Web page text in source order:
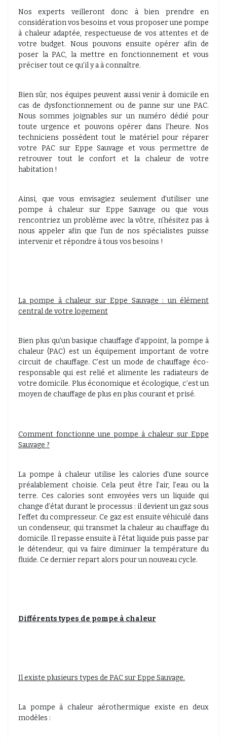
Nos experts veilleront donc à bien prendre en
considération vos besoins et vous proposer une pompe
à chaleur adaptée, respectueuse de vos attentes et de
votre budget. Nous pouvons ensuite opérer afin de
poser la PAC, la mettre en fonctionnement et vous
préciser tout ce qu’il y a à connaître.
Bien sûr, nos équipes peuvent aussi venir à domicile en
cas de dysfonctionnement ou de panne sur une PAC.
Nous sommes joignables sur un numéro dédié pour
toute urgence et pouvons opérer dans l’heure. Nos
techniciens possèdent tout le matériel pour réparer
votre PAC sur Eppe Sauvage et vous permettre de
retrouver tout le confort et la chaleur de votre
habitation !
Ainsi, que vous envisagiez seulement d’utiliser une
pompe à chaleur sur Eppe Sauvage ou que vous
rencontriez un problème avec la vôtre, n’hésitez pas à
nous appeler afin que l’un de nos spécialistes puisse
intervenir et répondre à tous vos besoins !
La pompe à chaleur sur Eppe Sauvage : un élément
central de votre logement
Bien plus qu’un basique chauffage d’appoint, la pompe à
chaleur (PAC) est un équipement important de votre
circuit de chauffage. C’est un mode de chauffage éco-
responsable qui est relié et alimente les radiateurs de
votre domicile. Plus économique et écologique, c’est un
moyen de chauffage de plus en plus courant et prisé.
Comment fonctionne une pompe à chaleur sur Eppe
Sauvage ?
La pompe à chaleur utilise les calories d’une source
préalablement choisie. Cela peut être l’air, l’eau ou la
terre. Ces calories sont envoyées vers un liquide qui
change d’état durant le processus : il devient un gaz sous
l’effet du compresseur. Ce gaz est ensuite véhiculé dans
un condenseur, qui transmet la chaleur au chauffage du
domicile. Il repasse ensuite à l’état liquide puis passe par
le détendeur, qui va faire diminuer la température du
fluide. Ce dernier repart alors pour un nouveau cycle.
Différents types de pompe à chaleur
Il existe plusieurs types de PAC sur Eppe Sauvage.
La pompe à chaleur aérothermique existe en deux
modèles :